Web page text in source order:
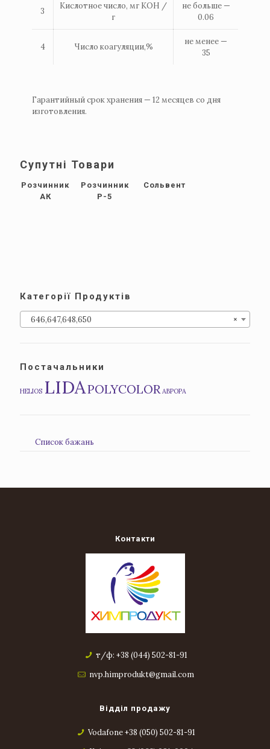
3
Кислотное число, мг КОН /
г
не больше —
0.06
4 Число коагуляции,%
не менее —
35
Гарантийный срок хранения — 12 месяцев со дня
изготовления.
Супутні Товари
Розчинник
АК
Розчинник
Р-5
Сольвент
Категорії Продуктів
×
646,647,648,650
Постачальники
HELIOS LIDAPOLYCOLOR АВРОРА
Список бажань
Контакти
т/ф: +38 (044) 502-81-91
nvp.himprodukt@gmail.com
Відділ продажу
Vodafone +38 (050) 502-81-91